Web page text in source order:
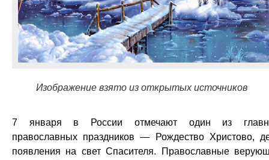
Изображение взято из открытых источников
7 января в России отмечают один из
православных праздников — Рождество Христово,
появления на свет Спасителя. Православные